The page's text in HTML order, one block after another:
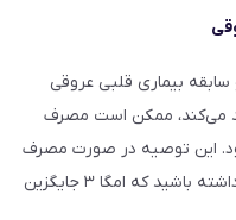
بیماری قلبی عروقی
می‌کند، ممکن است مصرف
تجویز شود. این توصیه در صورت مصرف
داروی استاتین نیز صدق می‌کند. در نظر داشته باشید که امگا ۳ جایگزین